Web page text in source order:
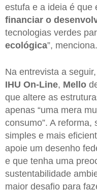
estufa e a ideia é que
financiar o
tecnologias verdes
ecológica”, menciona.
Na entrevista a
IHU On-Line, Mello
que altere as
apenas “uma mera
consumo”. A reforma,
simples e mais
apoie um desenho
e que tenha uma
sustentabilidade
maior desafio para